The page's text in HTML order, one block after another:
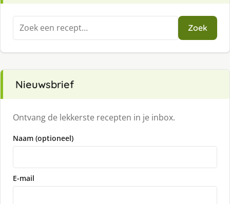
Zoeken
naar:
Zoek
Nieuwsbrief
Ontvang de lekkerste recepten in je inbox.
Naam (optioneel)
E-mail